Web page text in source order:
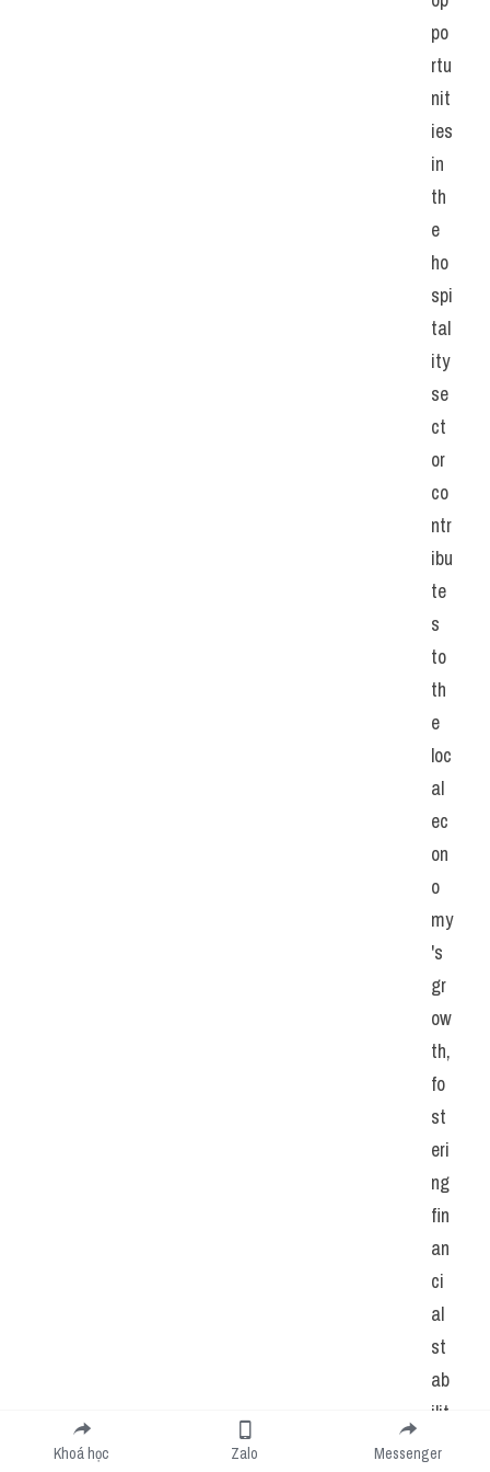
po
rtu
nit
ies
in
th
e
ho
spi
tal
ity
se
ct
or
co
ntr
ibu
te
s
to
th
e
loc
al
ec
on
o
my
's
gr
ow
th,
fo
st
eri
ng
fin
an
ci
al
st
ab
ilit
y
Khoá học Zalo Messenger